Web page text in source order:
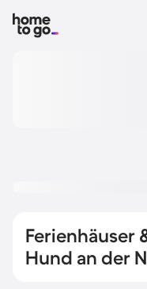
Ferienhäuser
Hund an der